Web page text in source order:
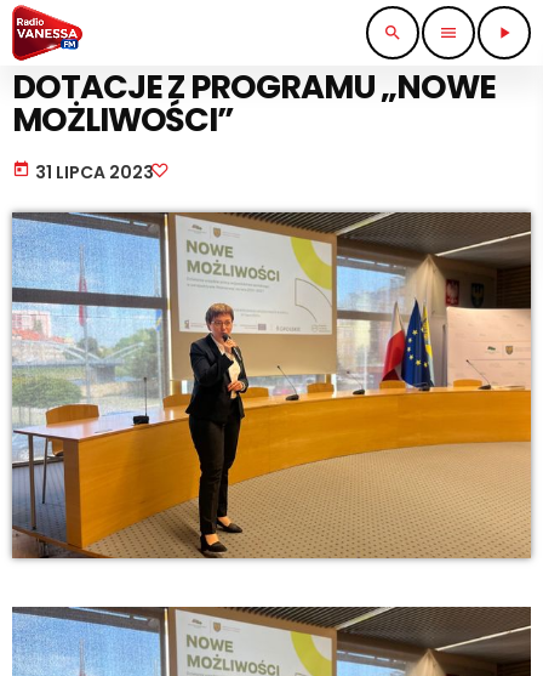
search menu play_arrow
PRACA I BIZNES
DOTACJE Z PROGRAMU „NOWE
MOŻLIWOŚCI”
today 31 LIPCA 2023